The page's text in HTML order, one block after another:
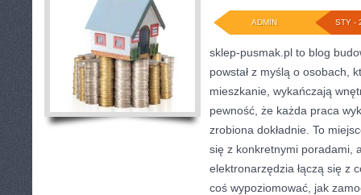
STY -
ADMIN
sklep-pusmak.pl to blog
powstał z myślą o osobach,
mieszkanie, wykańczają
pewność, że każda praca
zrobiona dokładnie. To
się z konkretnymi poradami,
elektronarzędzia łączą się z
coś wypoziomować, jak